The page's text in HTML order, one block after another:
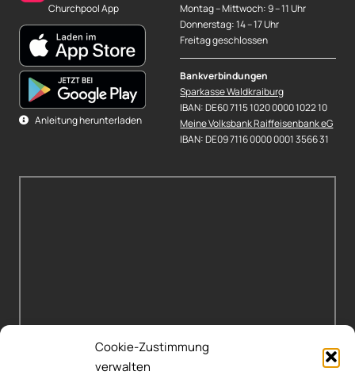
Cookie-Zustimmung
verwalten
Churchpool App
Anleitung herunterladen
Montag – Mittwoch: 9 – 11 Uhr
Donnerstag: 14 – 17 Uhr
Freitag geschlossen
Bankverbindungen
Sparkasse Waldkraiburg
IBAN: DE60 7115 1020 0000 1022 10
Meine Volksbank Raiffeisenbank eG
IBAN: DE09 7116 0000 0001 3566 31